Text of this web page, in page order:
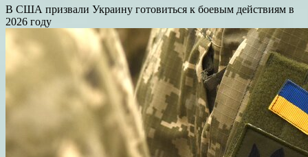
В США призвали Украину готовиться к боевым действиям в
2026 году